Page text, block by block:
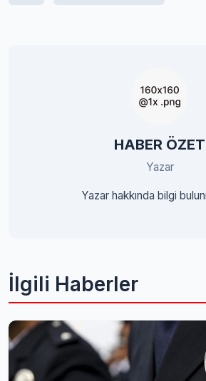
HABER ÖZET
Yazar
Yazar hakkında bilgi
İlgili Haberler